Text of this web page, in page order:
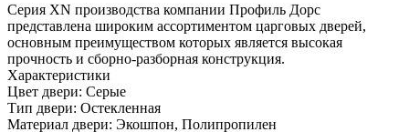
Серия ХN производства компании Профиль Дорс
представлена широким ассортиментом царговых дверей,
основным преимуществом которых является высокая
прочность и сборно-разборная конструкция.
Характеристики
Цвет двери: Серые
Тип двери: Остекленная
Материал двери: Экошпон, Полипропилен